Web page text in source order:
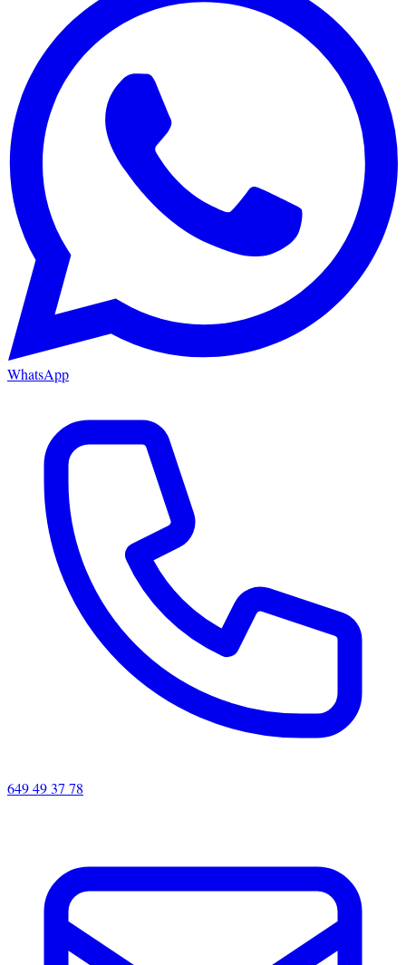
WhatsApp
649 49 37 78